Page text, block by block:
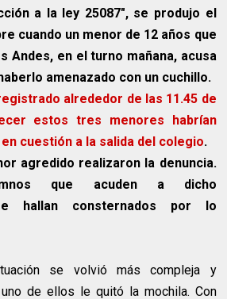
a la ley 25087", se produjo el
cuando un menor de 12 años que
Andes, en el turno mañana, acusa
amenazado con un cuchillo.
alrededor de las 11.45 de
estos tres menores habrían
cuestión a la salida del colegio.
agredido realizaron la denuncia.
que acuden a dicho
hallan consternados por lo
se volvió más compleja y
de ellos le quitó la mochila. Con